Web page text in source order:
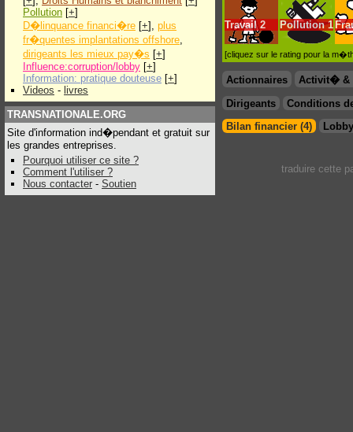
Pollution [+]
D�linquance financi�re [+], plus
fr�quentes implantations offshore,
dirigeants les mieux pay�s [+]
Influence:corruption/lobby [+]
Information: pratique douteuse [+]
Videos - livres
TRANSNATIONALE.ORG
Site d'information ind�pendant et gratuit sur
les grandes entreprises.
Pourquoi utiliser ce site ?
Comment l'utiliser ?
Nous contacter - Soutien
Travail 2 Pollution 1
[cliquez sur le rating pour la
Actionnaires
Activit� &
Dirigeants
Conditions
Bilan financier (4)
traduire cette